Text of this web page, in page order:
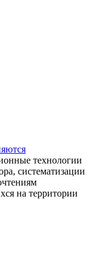
технологии
систематизации
на территории